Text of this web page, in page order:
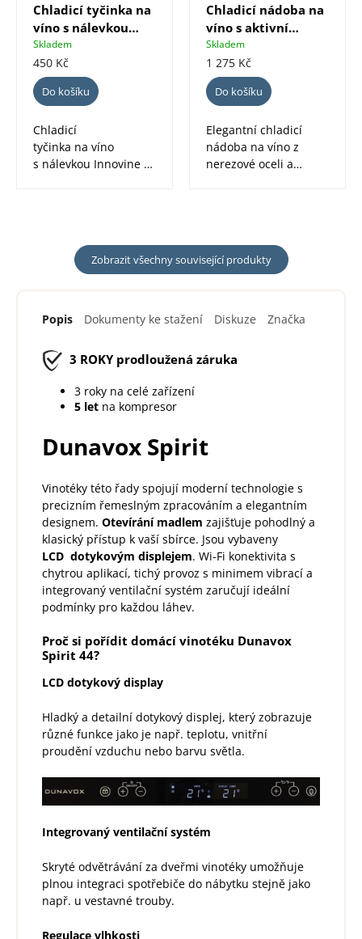
Chladicí tyčinka na
víno s nálevkou
Innovine, modrá
Skladem
450 Kč
Do košíku
Chladicí
tyčinka na víno
s nálevkou Innovine v
Chladicí nádoba na
víno s aktivní
vložkou ELEGANT
Vacu Vin - nerez
Skladem
1 275 Kč
Do košíku
Elegantní chladicí
nádoba na víno z
nerezové oceli a
Zobrazit všechny související produkty
Popis Dokumenty ke stažení Diskuze Značka
3 ROKYprodloužená záruka
3 roky na celé zařízení
5 let na kompresor
Dunavox Spirit
Vinotéky této řady spojují moderní technologie s
precizním řemeslným zpracováním a elegantním
designem. Otevírání madlem zajišťuje pohodlný a
klasický přístup k vaší sbírce. Jsou vybaveny
LCD dotykovým displejem. Wi-Fi konektivita s
chytrou aplikací, tichý provoz s minimem vibrací a
integrovaný ventilační systém zaručují ideální
podmínky pro každou láhev.
Proč si pořídit domácí vinotéku Dunavox
Spirit 44?
LCD dotykový display
Hladký a detailní dotykový displej, který zobrazuje
různé funkce jako je např. teplotu, vnitřní
proudění vzduchu nebo barvu světla.
Integrovaný ventilační systém
Skryté odvětrávání za dveřmi vinotéky umožňuje
plnou integraci spotřebiče do nábytku stejně jako
např. u vestavné trouby.
Regulace vlhkosti